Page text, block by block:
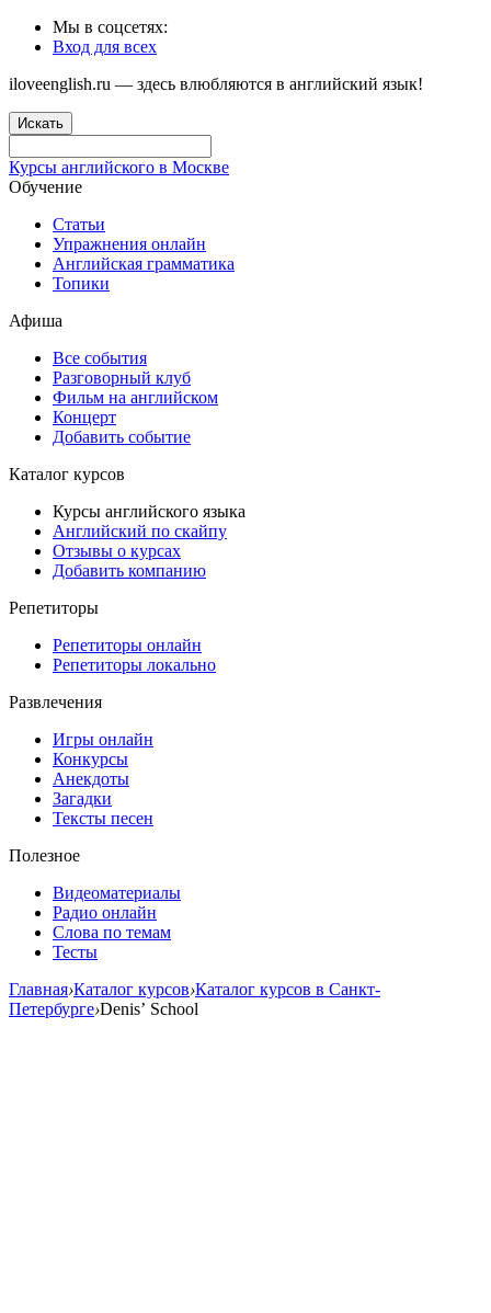
Мы в соцсетях:
Вход для всех
iloveenglish.ru — здесь влюбляются в английский язык!
Искать
Курсы английского в Москве
Обучение
Статьи
Упражнения онлайн
Английская грамматика
Топики
Афиша
Все события
Разговорный клуб
Фильм на английском
Концерт
Добавить событие
Каталог курсов
Курсы английского языка
Английский по скайпу
Отзывы о курсах
Добавить компанию
Репетиторы
Репетиторы онлайн
Репетиторы локально
Развлечения
Игры онлайн
Конкурсы
Анекдоты
Загадки
Тексты песен
Полезное
Видеоматериалы
Радио онлайн
Слова по темам
Тесты
Главная›Каталог курсов›Каталог курсов в Санкт-
Петербурге›Denis’ School